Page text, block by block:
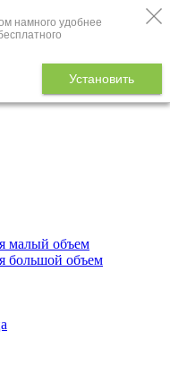
намного удобнее
Установить
малый объем
большой объем